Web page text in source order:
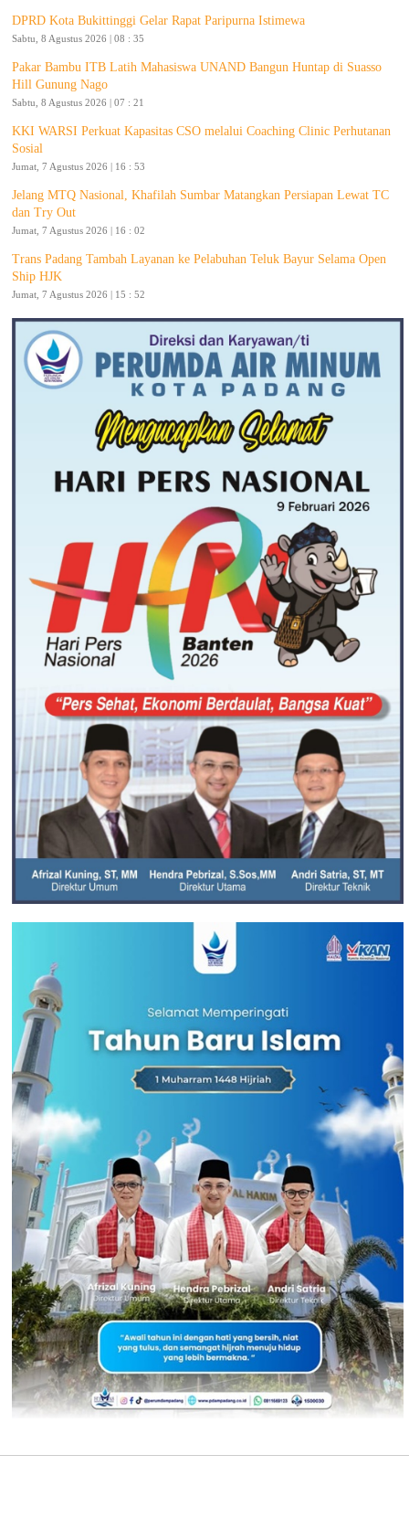
DPRD Kota Bukittinggi Gelar Rapat Paripurna Istimewa
Sabtu, 8 Agustus 2026 | 08 : 35
Pakar Bambu ITB Latih Mahasiswa UNAND Bangun Huntap di Suasso
Hill Gunung Nago
Sabtu, 8 Agustus 2026 | 07 : 21
KKI WARSI Perkuat Kapasitas CSO melalui Coaching Clinic Perhutanan
Sosial
Jumat, 7 Agustus 2026 | 16 : 53
Jelang MTQ Nasional, Khafilah Sumbar Matangkan Persiapan Lewat TC
dan Try Out
Jumat, 7 Agustus 2026 | 16 : 02
Trans Padang Tambah Layanan ke Pelabuhan Teluk Bayur Selama Open
Ship HJK
Jumat, 7 Agustus 2026 | 15 : 52